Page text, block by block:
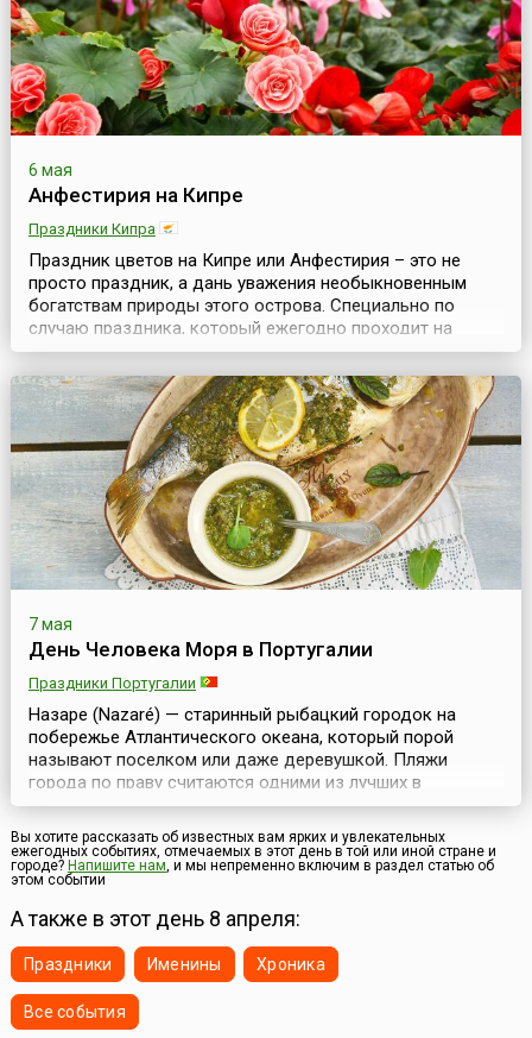
6 мая
Анфестирия на Кипре
Праздники Кипра
Праздник цветов на Кипре или Анфестирия – это не
просто праздник, а дань уважения необыкновенным
богатствам природы этого острова. Специально по
случаю праздника, который ежегодно проходит на
государственном уровне, собирается комиссия ученых-
биологов, которая подводит итоги независимых
исследований жизни флоры своей страны. Учитывается
при этом все: от подсчета мест скоплений редких
растений ...
7 мая
День Человека Моря в Португалии
Праздники Португалии
Назаре (Nazaré) — старинный рыбацкий городок на
побережье Атлантического океана, который порой
называют поселком или даже деревушкой. Пляжи
города по праву считаются одними из лучших в
Португалии.Городок давно славится традиционными
костюмами, которые носят рыбаки. Жены рыбаков
традиционно носят головные платки и расшитые
фартуки поверх семи фланелевых юбок различных
Вы хотите рассказать об известных вам ярких и увлекательных
ежегодных событиях, отмечаемых в этот день в той или иной стране и
городе? Напишите нам, и мы непременно включим в раздел статью об
этом событии
А также в этот день 8 апреля:
Праздники Именины Хроника
Все события